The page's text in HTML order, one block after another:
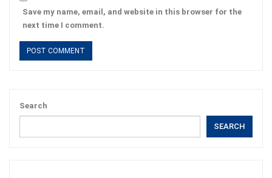
Save my name, email, and website in this browser for the
next time I comment.
Search
SEARCH